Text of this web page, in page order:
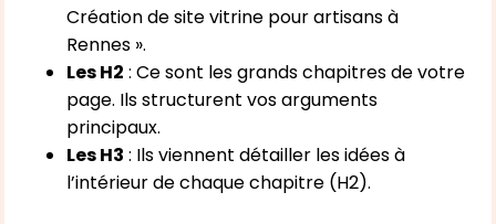
Création de site vitrine pour artisans à
Rennes ».
Les H2 : Ce sont les grands chapitres de votre
page. Ils structurent vos arguments
principaux.
Les H3 : Ils viennent détailler les idées à
l’intérieur de chaque chapitre (H2).